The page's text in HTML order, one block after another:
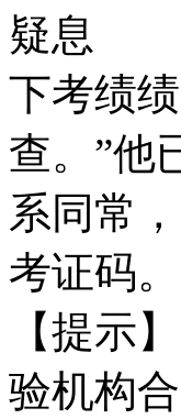
疑息
下考绩
查。”他
系同常
考证码
【提示
验机构